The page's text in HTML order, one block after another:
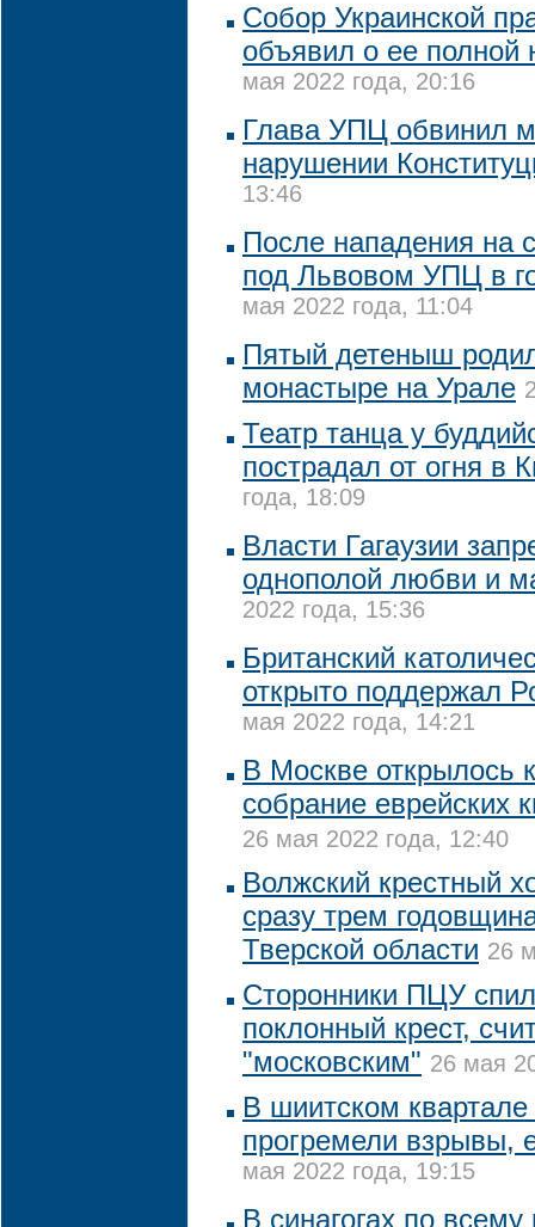
Собор Украинской
объявил о ее полной
мая 2022 года, 20:16
Глава УПЦ обвинил
нарушении
13:46
После нападения на
под Львовом УПЦ в
мая 2022 года, 11:04
Пятый детеныш
монастыре на Урале
Театр танца у
пострадал от огня в
года, 18:09
Власти Гагаузии
однополой любви и
2022 года, 15:36
Британский
открыто поддержал
мая 2022 года, 14:21
В Москве открылось
собрание еврейских
26 мая 2022 года, 12:40
Волжский крестный
сразу трем
Тверской области 26
Сторонники ПЦУ
поклонный крест,
"московским" 26 мая
В шиитском
прогремели взрывы,
мая 2022 года, 19:15
В синагогах по